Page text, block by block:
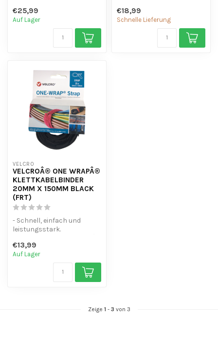
leistungsstark.
- 25 Stück...
€25,99
Auf Lager
ONE WRAPÂ®
...
€18,99
Schnelle Lieferung
VELCRO
VELCROÂ® ONE WRAPÂ®
KLETTKABELBINDER
20MM X 150MM BLACK
(FRT)
- Schnell, einfach und
leistungsstark.
ONE WRAPÂ®
...
€13,99
Auf Lager
Zeige 1- 3 von 3